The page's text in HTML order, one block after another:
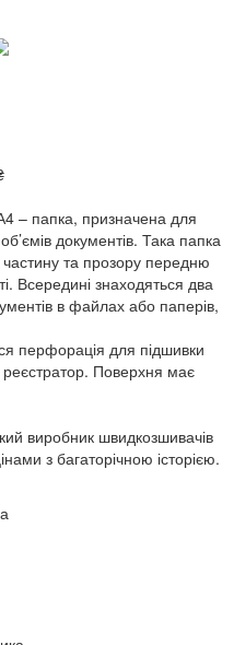
– папка, призначена для
документів. Така папка
та прозору передню
Всередині знаходяться два
в файлах або паперів,
перфорація для підшивки
реєстратор. Поверхня має
виробник швидкозшивачів
з багаторічною історією.